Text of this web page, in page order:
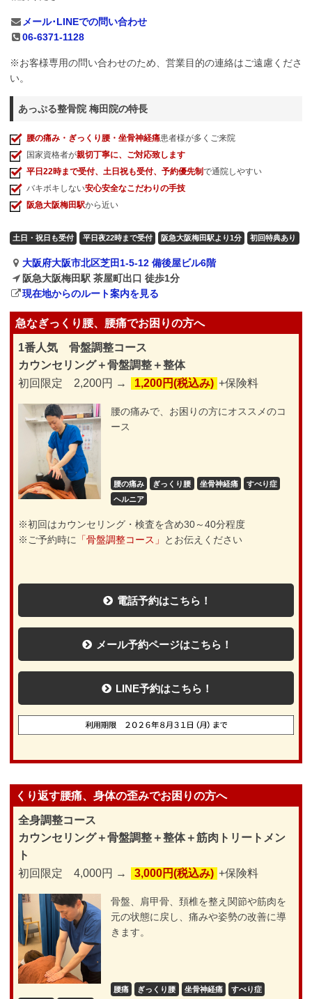
メール･LINEでの問い合わせ
06-6371-1128
※お客様専用の問い合わせのため、営業目的の連絡はご遠慮くださ
い。
あっぷる整骨院 梅田院の特長
腰の痛み・ぎっくり腰・坐骨神経痛患者様が多くご来院
国家資格者が親切丁寧に、ご対応致します
平日22時まで受付、土日祝も受付、予約優先制で通院しやすい
バキボキしない安心安全なこだわりの手技
阪急大阪梅田駅から近い
土日・祝日も受付 平日夜22時まで受付 阪急大阪梅田駅より1分 初回特典あり
大阪府大阪市北区芝田1-5-12 備後屋ビル6階
阪急大阪梅田駅 茶屋町出口 徒歩1分
現在地からのルート案内を見る
急なぎっくり腰、腰痛でお困りの方へ
1番人気 骨盤調整コース
カウンセリング＋骨盤調整＋整体
初回限定 2,200円 →
1,200円(税込み) +保険料
腰の痛みで、お困りの方にオススメのコ
ース
腰の痛み ぎっくり腰 坐骨神経痛
すべり症
ヘルニア
※初回はカウンセリング・検査を含め30～40分程度
※ご予約時に
「骨盤調整コース」 とお伝えください
電話予約はこちら！
メール予約ページはこちら！
LINE予約はこちら！
くり返す腰痛、身体の歪みでお困りの方へ
全身調整コース
カウンセリング＋骨盤調整＋整体＋筋肉トリートメン
ト
初回限定 4,000円 →
3,000円(税込み) +保険料
骨盤、肩甲骨、頚椎を整え関節や筋肉を
元の状態に戻し、痛みや姿勢の改善に導
きます。
腰痛 ぎっくり腰 坐骨神経痛
すべり症